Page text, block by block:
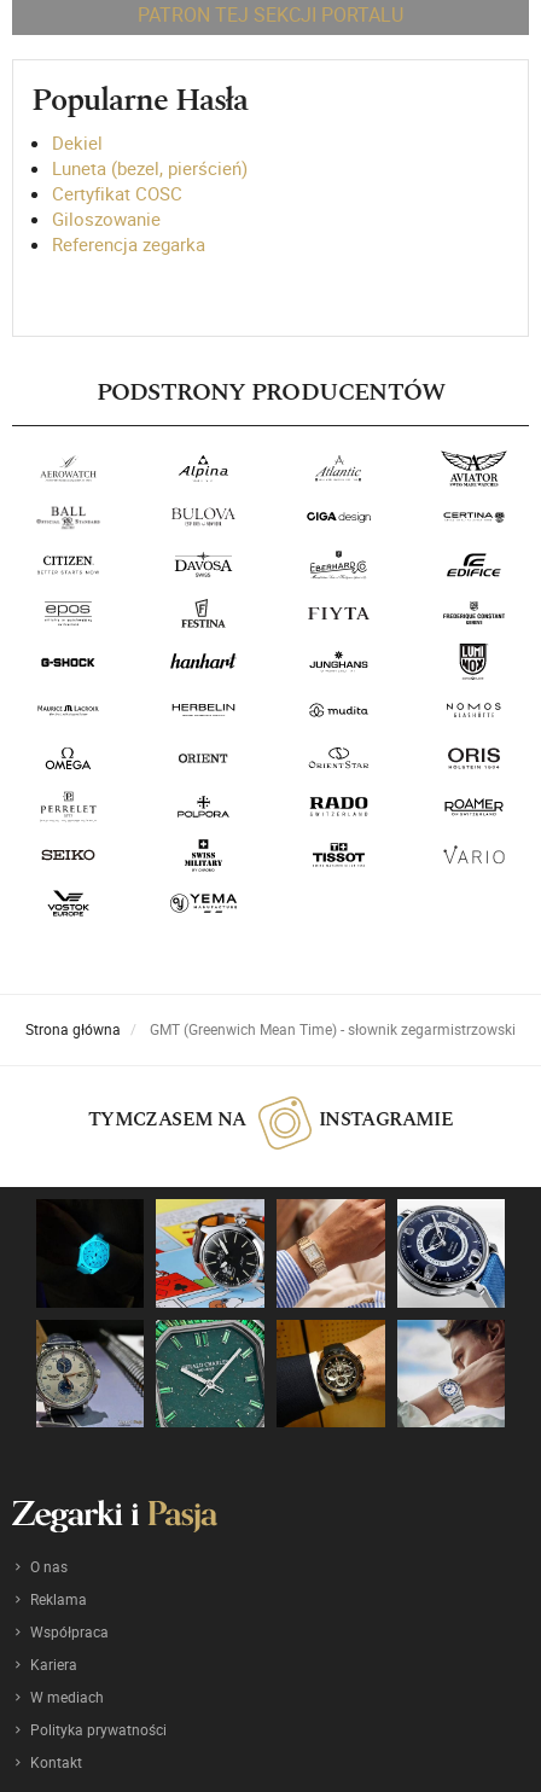
PATRON TEJ SEKCJI PORTALU
Popularne Hasła
Dekiel
Luneta (bezel, pierścień)
Certyfikat COSC
Giloszowanie
Referencja zegarka
PODSTRONY PRODUCENTÓW
Strona główna GMT (Greenwich Mean Time) - słownik zegarmistrzowski
TYMCZASEM NA INSTAGRAMIE
O nas
Reklama
Współpraca
Kariera
W mediach
Polityka prywatności
Kontakt